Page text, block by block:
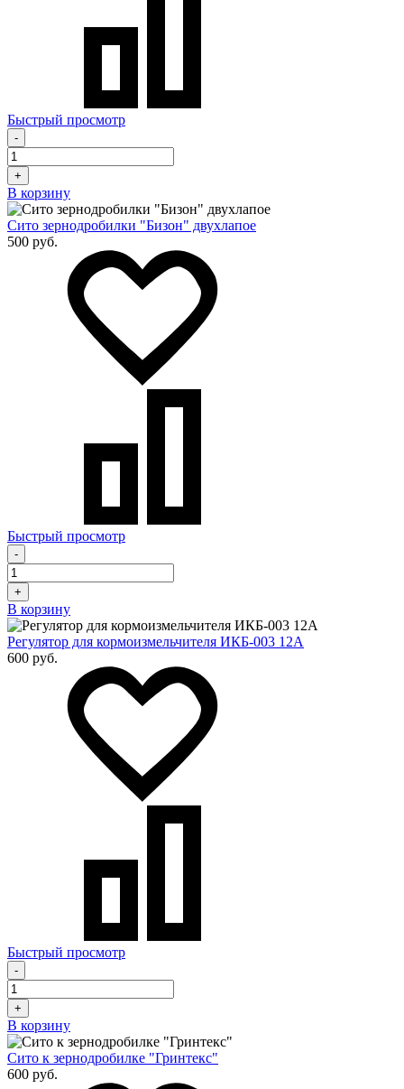
Быстрый просмотр
-
+
В корзину
Сито зернодробилки "Бизон" двухлапое
500 руб.
Быстрый просмотр
-
+
В корзину
Регулятор для кормоизмельчителя ИКБ-003 12А
600 руб.
Быстрый просмотр
-
+
В корзину
Сито к зернодробилке "Гринтекс"
600 руб.